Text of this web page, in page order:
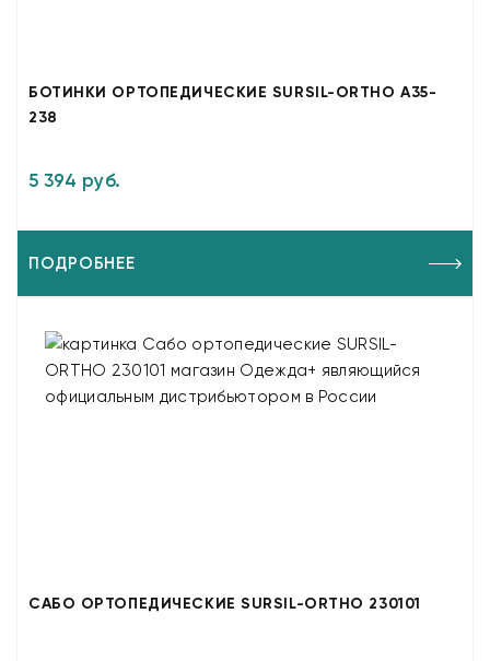
БОТИНКИ ОРТОПЕДИЧЕСКИЕ SURSIL-ORTHO A35-
238
5 394 руб.
ПОДРОБНЕЕ
САБО ОРТОПЕДИЧЕСКИЕ SURSIL-ORTHO 230101